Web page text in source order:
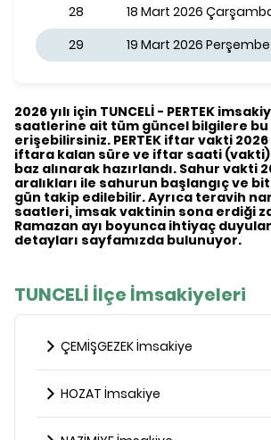
28
18 Mart 2026
29
19 Mart 2026 Perşembe
2026 yılı için TUNCELİ - PERTEK
saatlerine ait tüm güncel bilgilere
erişebilirsiniz. PERTEK iftar vakti
iftara kalan süre ve iftar saati
baz alınarak hazırlandı. Sahur vakti
aralıkları ile sahurun başlangıç ve
gün takip edilebilir. Ayrıca teravih
saatleri, imsak vaktinin sona erdiği
Ramazan ayı boyunca ihtiyaç
detayları sayfamızda bulunuyor.
TUNCELİ İlçe İmsakiyeleri
ÇEMİŞGEZEK İmsakiye
HOZAT İmsakiye